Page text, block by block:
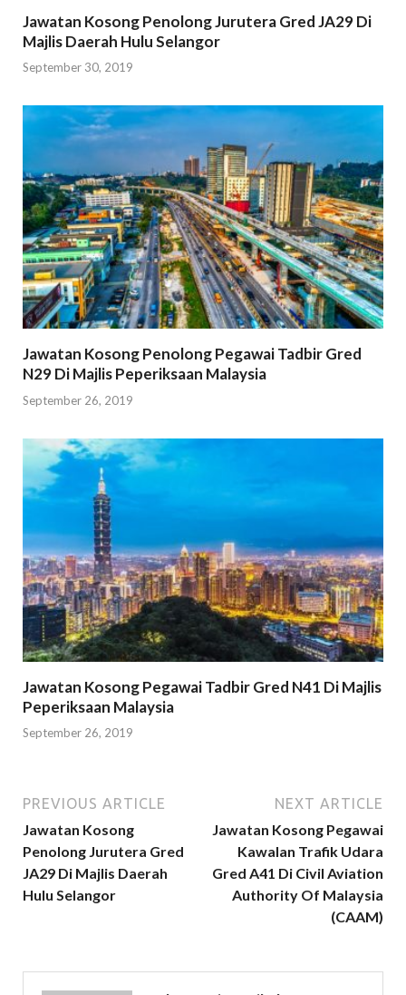
Jawatan Kosong Penolong Jurutera Gred JA29 Di
Majlis Daerah Hulu Selangor
September 30, 2019
Jawatan Kosong Penolong Pegawai Tadbir Gred
N29 Di Majlis Peperiksaan Malaysia
September 26, 2019
Jawatan Kosong Pegawai Tadbir Gred N41 Di Majlis
Peperiksaan Malaysia
September 26, 2019
PREVIOUS ARTICLE
Jawatan Kosong
Penolong Jurutera Gred
JA29 Di Majlis Daerah
Hulu Selangor
NEXT ARTICLE
Jawatan Kosong Pegawai
Kawalan Trafik Udara
Gred A41 Di Civil Aviation
Authority Of Malaysia
(CAAM)